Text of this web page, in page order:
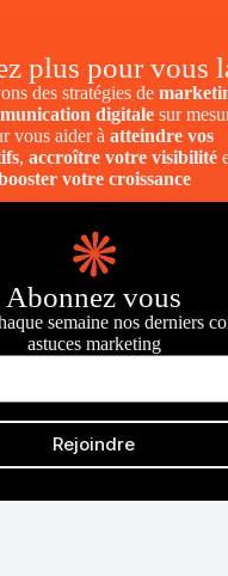
plus pour vous
des stratégies de
digitale sur
vous aider à atteindre vos
,accroître votre visibilité
votre croissance
Abonnez vous
semaine nos derniers
astuces marketing
Rejoindre